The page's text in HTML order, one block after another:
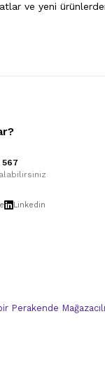
ve yeni
567
Linkedin